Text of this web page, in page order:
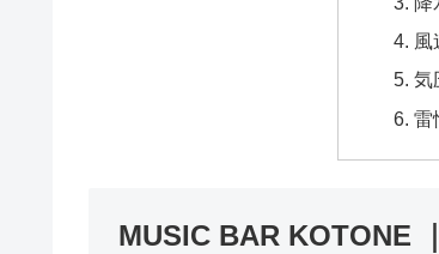
風
気
雷
MUSIC BAR KOTONE